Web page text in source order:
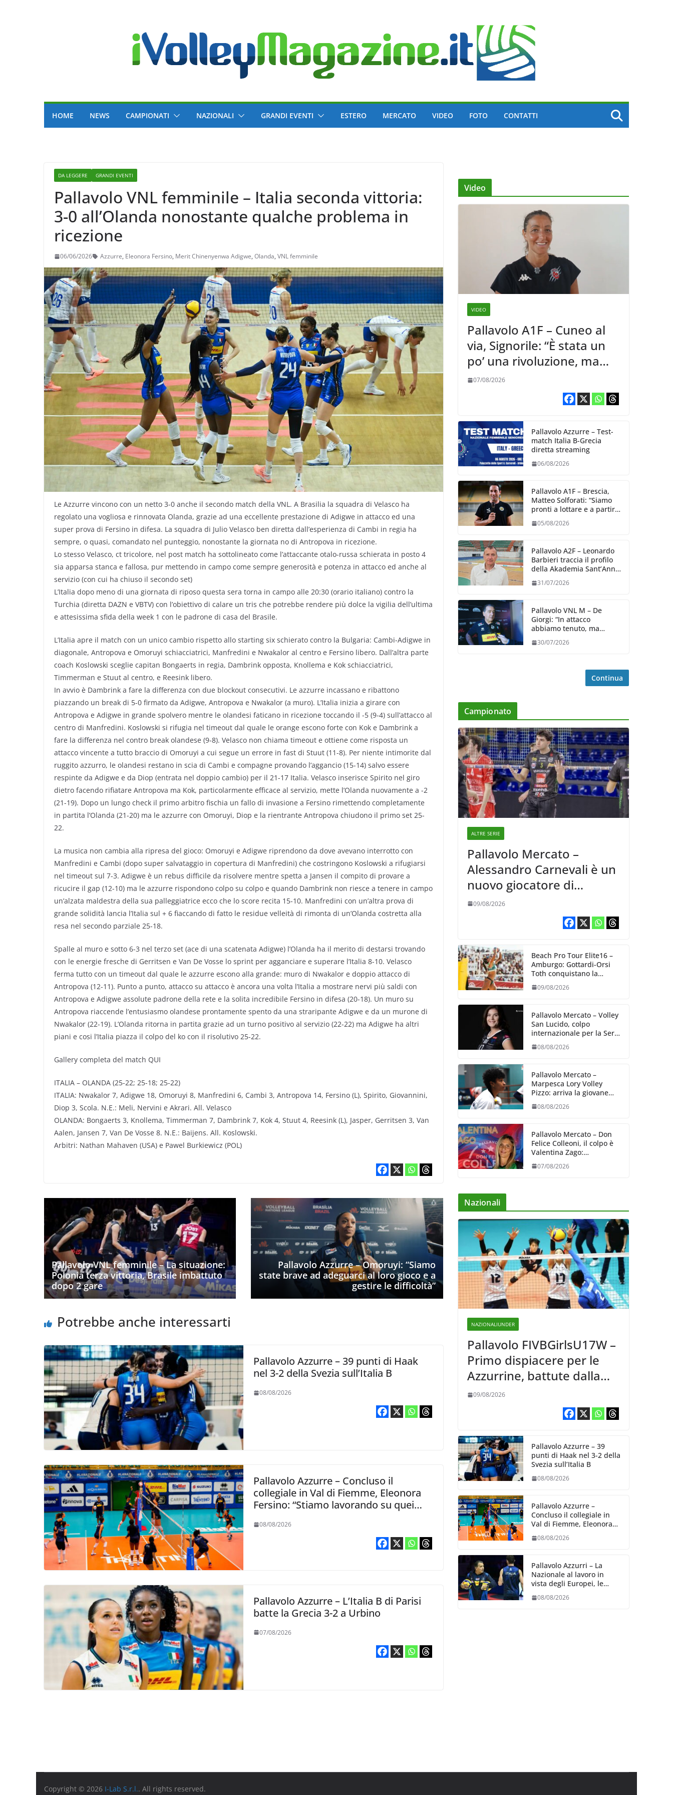
HOME NEWS CAMPIONATI NAZIONALI GRANDI EVENTI ESTERO MERCATO VIDEO FOTO CONTATTI
DA LEGGERE GRANDI EVENTI
Pallavolo VNL femminile – Italia seconda vittoria:
3-0 all’Olanda nonostante qualche problema in
ricezione
06/06/2026 Azzurre, Eleonora Fersino, Merit Chinenyenwa Adigwe, Olanda, VNL femminile
Le Azzurre vincono con un netto 3-0 anche il secondo match della VNL. A Brasilia la squadra di Velasco ha
regolato una vogliosa e rinnovata Olanda, grazie ad una eccellente prestazione di Adigwe in attacco ed una
super prova di Fersino in difesa. La squadra di Julio Velasco ben diretta dall’esperienza di Cambi in regia ha
sempre, o quasi, comandato nel punteggio, nonostante la giornata no di Antropova in ricezione.
Lo stesso Velasco, ct tricolore, nel post match ha sottolineato come l’attaccante otalo-russa schierata in posto 4
sia apparsa stanca e fallosa, pur mettendo in campo come sempre generosità e potenza in attacco ed anche al
servizio (con cui ha chiuso il secondo set)
L’Italia dopo meno di una giornata di riposo questa sera torna in campo alle 20:30 (orario italiano) contro la
Turchia (diretta DAZN e VBTV) con l’obiettivo di calare un tris che potrebbe rendere più dolce la vigilia dell’ultima
e attesissima sfida della week 1 con le padrone di casa del Brasile.
L’Italia apre il match con un unico cambio rispetto allo starting six schierato contro la Bulgaria: Cambi-Adigwe in
diagonale, Antropova e Omoruyi schiacciatrici, Manfredini e Nwakalor al centro e Fersino libero. Dall’altra parte
coach Koslowski sceglie capitan Bongaerts in regia, Dambrink opposta, Knollema e Kok schiacciatrici,
Timmerman e Stuut al centro, e Reesink libero.
In avvio è Dambrink a fare la differenza con due blockout consecutivi. Le azzurre incassano e ribattono
piazzando un break di 5-0 firmato da Adigwe, Antropova e Nwakalor (a muro). L’Italia inizia a girare con
Antropova e Adigwe in grande spolvero mentre le olandesi faticano in ricezione toccando il -5 (9-4) sull’attacco al
centro di Manfredini. Koslowski si rifugia nel timeout dal quale le orange escono forte con Kok e Dambrink a
fare la differenza nel contro break olandese (9-8). Velasco non chiama timeout e ottiene come risposta un
attacco vincente a tutto braccio di Omoruyi a cui segue un errore in fast di Stuut (11-8). Per niente intimorite dal
ruggito azzurro, le olandesi restano in scia di Cambi e compagne provando l’aggancio (15-14) salvo essere
respinte da Adigwe e da Diop (entrata nel doppio cambio) per il 21-17 Italia. Velasco inserisce Spirito nel giro
dietro facendo rifiatare Antropova ma Kok, particolarmente efficace al servizio, mette l’Olanda nuovamente a -2
(21-19). Dopo un lungo check il primo arbitro fischia un fallo di invasione a Fersino rimettendo completamente
in partita l’Olanda (21-20) ma le azzurre con Omoruyi, Diop e la rientrante Antropova chiudono il primo set 25-
22.
La musica non cambia alla ripresa del gioco: Omoruyi e Adigwe riprendono da dove avevano interrotto con
Manfredini e Cambi (dopo super salvataggio in copertura di Manfredini) che costringono Koslowski a rifugiarsi
nel timeout sul 7-3. Adigwe è un rebus difficile da risolvere mentre spetta a Jansen il compito di provare a
ricucire il gap (12-10) ma le azzurre rispondono colpo su colpo e quando Dambrink non riesce a tenere in campo
un’alzata maldestra della sua palleggiatrice ecco che lo score recita 15-10. Manfredini con un’altra prova di
grande solidità lancia l’Italia sul + 6 fiaccando di fatto le residue velleità di rimonta di un’Olanda costretta alla
resa nel secondo parziale 25-18.
Spalle al muro e sotto 6-3 nel terzo set (ace di una scatenata Adigwe) l’Olanda ha il merito di destarsi trovando
con le energie fresche di Gerritsen e Van De Vosse lo sprint per agganciare e superare l’Italia 8-10. Velasco
ferma tutto con un timeout dal quale le azzurre escono alla grande: muro di Nwakalor e doppio attacco di
Antropova (12-11). Punto a punto, attacco su attacco è ancora una volta l’Italia a mostrare nervi più saldi con
Antropova e Adigwe assolute padrone della rete e la solita incredibile Fersino in difesa (20-18). Un muro su
Antropova riaccende l’entusiasmo olandese prontamente spento da una straripante Adigwe e da un murone di
Nwakalor (22-19). L’Olanda ritorna in partita grazie ad un turno positivo al servizio (22-22) ma Adigwe ha altri
piani e cosi l’Italia piazza il colpo del ko con il risolutivo 25-22.
Gallery completa del match QUI
ITALIA – OLANDA (25-22; 25-18; 25-22)
ITALIA: Nwakalor 7, Adigwe 18, Omoruyi 8, Manfredini 6, Cambi 3, Antropova 14, Fersino (L), Spirito, Giovannini,
Diop 3, Scola. N.E.: Meli, Nervini e Akrari. All. Velasco
OLANDA: Bongaerts 3, Knollema, Timmerman 7, Dambrink 7, Kok 4, Stuut 4, Reesink (L), Jasper, Gerritsen 3, Van
Aalen, Jansen 7, Van De Vosse 8. N.E.: Baijens. All. Koslowski.
Arbitri: Nathan Mahaven (USA) e Pawel Burkiewicz (POL)
Pallavolo VNL femminile – La situazione:
Polonia terza vittoria, Brasile imbattuto
dopo 2 gare
Pallavolo Azzurre – Omoruyi: “Siamo
state brave ad adeguarci al loro gioco e a
gestire le difficoltà”
Potrebbe anche interessarti
Pallavolo Azzurre – 39 punti di Haak
nel 3-2 della Svezia sull’Italia B
08/08/2026
Pallavolo Azzurre – Concluso il
collegiale in Val di Fiemme, Eleonora
Fersino: “Stiamo lavorando su quei
08/08/2026
Pallavolo Azzurre – L’Italia B di Parisi
batte la Grecia 3-2 a Urbino
07/08/2026
Video
VIDEO
Pallavolo A1F – Cuneo al
via, Signorile: “È stata un
po’ una rivoluzione, ma
abbiamo le idee chiare siu
cosa vogliamo fare”
07/08/2026
Pallavolo Azzurre – Test-
match Italia B-Grecia
diretta streaming
06/08/2026
Pallavolo A1F – Brescia,
Matteo Solforati: “Siamo
pronti a lottare e a partire
giorno”
05/08/2026
Pallavolo A2F – Leonardo
Barbieri traccia il profilo
della Akademia Sant’Anna
31/07/2026
Pallavolo VNL M – De
Giorgi: “In attacco
abbiamo tenuto, ma
dalla prestazione in
30/07/2026
Continua
Campionato
ALTRE SERIE
Pallavolo Mercato –
Alessandro Carnevali è un
nuovo giocatore di
Bologna
09/08/2026
Beach Pro Tour Elite16 –
Amburgo: Gottardi-Orsi
Toth conquistano la
semifinale
09/08/2026
Pallavolo Mercato – Volley
San Lucido, colpo
internazionale per la Serie
B2: arriva la schiacciatrice
lettone Kristine Teivane
08/08/2026
Pallavolo Mercato –
Marpesca Lory Volley
Pizzo: arriva la giovane
italo–brasiliana Any
Gabrielle Milano
08/08/2026
Pallavolo Mercato – Don
Felice Colleoni, il colpo è
Valentina Zago:
esperienza e oltre 5.000
punti al servizio di
07/08/2026
Nazionali
NAZIONALIUNDER
Pallavolo FIVBGirlsU17W –
Primo dispiacere per le
Azzurrine, battute dalla
Korea 3-1
09/08/2026
Pallavolo Azzurre – 39
punti di Haak nel 3-2 della
Svezia sull’Italia B
08/08/2026
Pallavolo Azzurre –
Concluso il collegiale in
Val di Fiemme, Eleonora
su quei piccoli dettagli
08/08/2026
Pallavolo Azzurri – La
Nazionale al lavoro in
vista degli Europei, le
Ferdinando De Giorgi
08/08/2026
Copyright © 2026 I-Lab S.r.l.. All rights reserved.